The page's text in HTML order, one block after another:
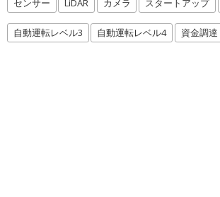
センサー LiDAR カメラ スタートアップ
自動運転レベル3 自動運転レベル4 資金調達